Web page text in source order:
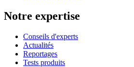
Notre expertise
Conseils d'experts
Actualités
Reportages
Tests produits